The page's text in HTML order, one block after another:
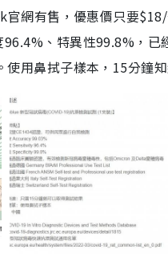
網有售，優惠價只要
、特異性99.8%，
用鼻拭子樣本，15分鐘知